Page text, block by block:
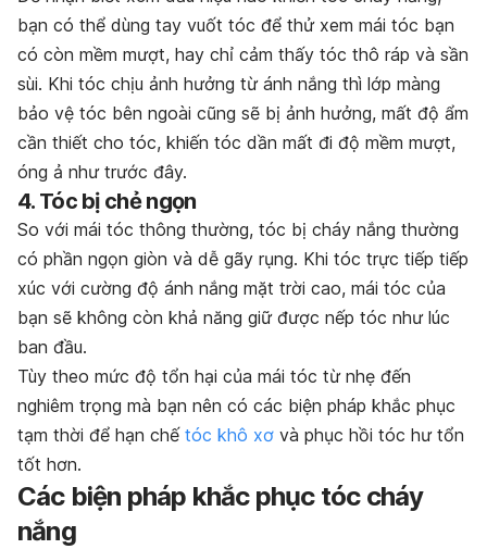
bạn có thể dùng tay vuốt tóc để thử xem mái tóc bạn
có còn mềm mượt, hay chỉ cảm thấy tóc thô ráp và sần
sùi. Khi tóc chịu ảnh hưởng từ ánh nắng thì lớp màng
bảo vệ tóc bên ngoài cũng sẽ bị ảnh hưởng, mất độ ẩm
cần thiết cho tóc, khiến tóc dần mất đi độ mềm mượt,
óng ả như trước đây.
4. Tóc bị chẻ ngọn
So với mái tóc thông thường, tóc bị cháy nắng thường
có phần ngọn giòn và dễ gãy rụng. Khi tóc trực tiếp tiếp
xúc với cường độ ánh nắng mặt trời cao, mái tóc của
bạn sẽ không còn khả năng giữ được nếp tóc như lúc
ban đầu.
Tùy theo mức độ tổn hại của mái tóc từ nhẹ đến
nghiêm trọng mà bạn nên có các biện pháp khắc phục
tạm thời để hạn chế tóc khô xơ và phục hồi tóc hư tổn
tốt hơn.
Các biện pháp khắc phục tóc cháy
nắng